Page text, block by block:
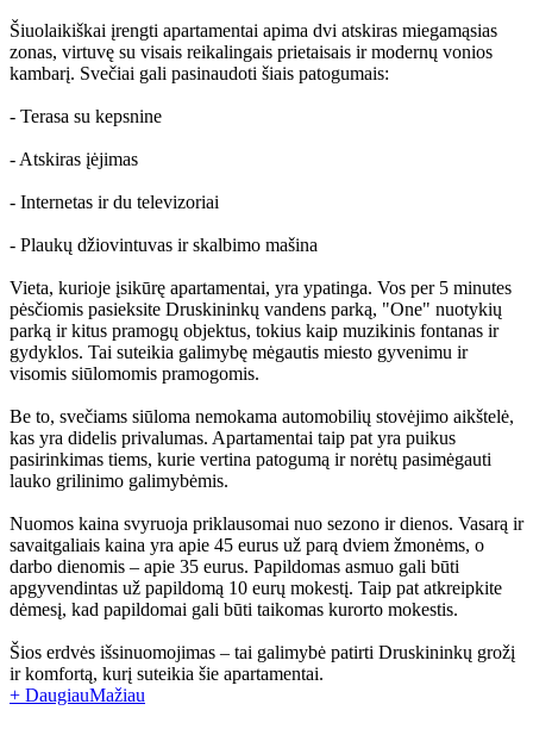
Šiuolaikiškai įrengti apartamentai apima dvi atskiras miegamąsias
zonas, virtuvę su visais reikalingais prietaisais ir modernų vonios
kambarį. Svečiai gali pasinaudoti šiais patogumais:
- Terasa su kepsnine
- Atskiras įėjimas
- Internetas ir du televizoriai
- Plaukų džiovintuvas ir skalbimo mašina
Vieta, kurioje įsikūrę apartamentai, yra ypatinga. Vos per 5 minutes
pėsčiomis pasieksite Druskininkų vandens parką, "One" nuotykių
parką ir kitus pramogų objektus, tokius kaip muzikinis fontanas ir
gydyklos. Tai suteikia galimybę mėgautis miesto gyvenimu ir
visomis siūlomomis pramogomis.
Be to, svečiams siūloma nemokama automobilių stovėjimo aikštelė,
kas yra didelis privalumas. Apartamentai taip pat yra puikus
pasirinkimas tiems, kurie vertina patogumą ir norėtų pasimėgauti
lauko grilinimo galimybėmis.
Nuomos kaina svyruoja priklausomai nuo sezono ir dienos. Vasarą ir
savaitgaliais kaina yra apie 45 eurus už parą dviem žmonėms, o
darbo dienomis – apie 35 eurus. Papildomas asmuo gali būti
apgyvendintas už papildomą 10 eurų mokestį. Taip pat atkreipkite
dėmesį, kad papildomai gali būti taikomas kurorto mokestis.
Šios erdvės išsinuomojimas – tai galimybė patirti Druskininkų grožį
ir komfortą, kurį suteikia šie apartamentai.
+ DaugiauMažiau